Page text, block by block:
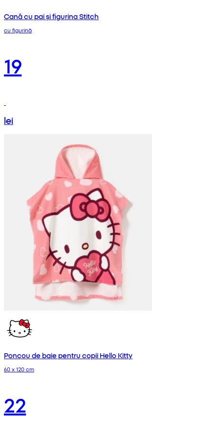
Cană cu pai și figurina Stitch
cu figurină
19
lei
Poncou de baie pentru copii Hello Kitty
60 x 120 cm
22